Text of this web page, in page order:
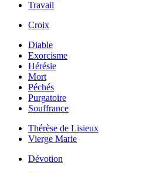
Travail
Croix
Diable
Exorcisme
Hérésie
Mort
Péchés
Purgatoire
Souffrance
Thérèse de Lisieux
Vierge Marie
Dévotion